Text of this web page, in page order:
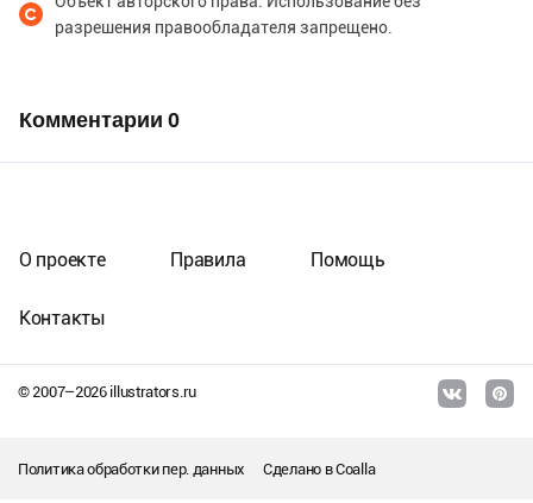
разрешения правообладателя запрещено.
Комментарии 0
© 2007–2026illustrators.ru
О проекте Правила Помощь
Контакты
Политика обработки пер. данных Сделано вCoalla